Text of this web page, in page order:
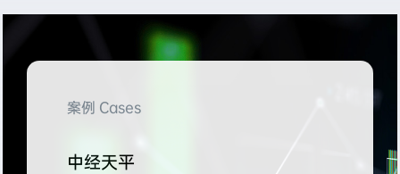
案例 Cases
中经天平